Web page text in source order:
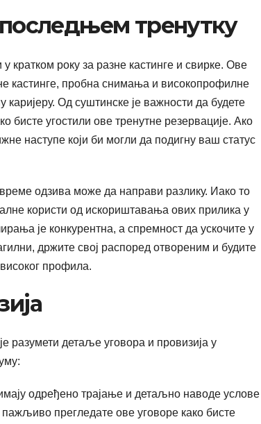
тренутку
кратком року за разне кастинге и свирке. Ове
кастинге, пробна снимања и високопрофилне
Од суштинске је важности да будете
бисте угостили ове тренутне резервације. Ако
наступе који би могли да подигну ваш статус
одзива може да направи разлику. Иако то
користи од искориштавања ових прилика у
је конкурентна, а спремност да ускочите у
држите свој распоред отвореним и будите
профила.
разумети детаље уговора и провизија у
одређено трајање и детаљно наводе услове
прегледате ове уговоре како бисте